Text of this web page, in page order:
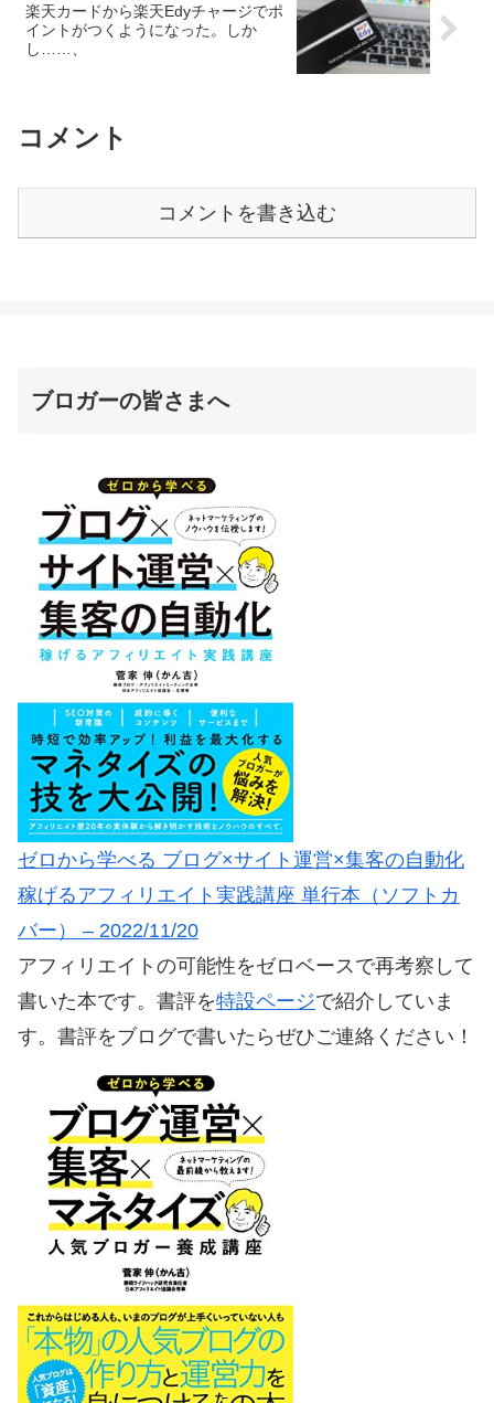
楽天カードから楽天Edyチャージでポ
イントがつくようになった。しか
し……、
コメント
コメントを書き込む
ブロガーの皆さまへ
ゼロから学べる ブログ×サイト運営×集客の自動化
稼げるアフィリエイト実践講座 単行本（ソフトカ
バー） – 2022/11/20
アフィリエイトの可能性をゼロベースで再考察して
書いた本です。書評を特設ページで紹介していま
す。書評をブログで書いたらぜひご連絡ください！